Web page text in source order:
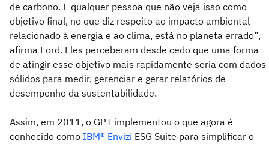
de carbono. E qualquer pessoa que não veja isso como
objetivo final, no que diz respeito ao impacto ambiental
relacionado à energia e ao clima, está no planeta errado”,
afirma Ford. Eles perceberam desde cedo que uma forma
de atingir esse objetivo mais rapidamente seria com dados
sólidos para medir, gerenciar e gerar relatórios de
desempenho da sustentabilidade.
Assim, em 2011, o GPT implementou o que agora é
conhecido como IBM® Envizi ESG Suite para simplificar o